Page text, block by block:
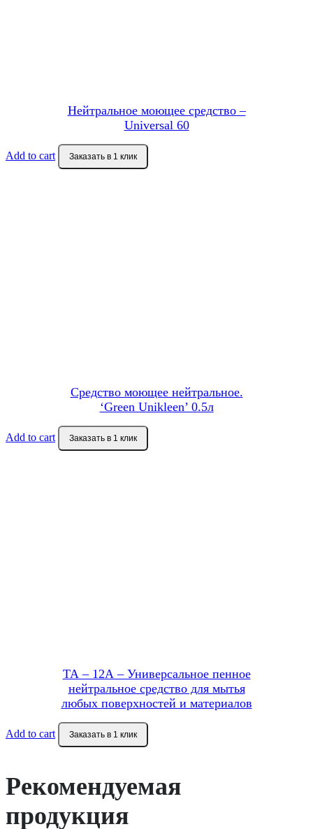
Нейтральное моющее средство –
Universal 60
Add to cart Заказать в 1 клик
Средство моющее нейтральное.
‘Green Unikleen’ 0.5л
Add to cart Заказать в 1 клик
ТА – 12А – Универсальное пенное
нейтральное средство для мытья
любых поверхностей и материалов
Add to cart Заказать в 1 клик
Рекомендуемая
продукция